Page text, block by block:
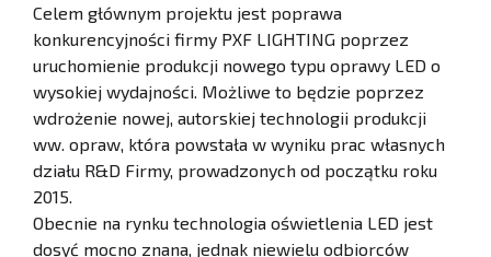
Celem głównym projektu jest poprawa
konkurencyjności firmy PXF LIGHTING poprzez
uruchomienie produkcji nowego typu oprawy LED o
wysokiej wydajności. Możliwe to będzie poprzez
wdrożenie nowej, autorskiej technologii produkcji
ww. opraw, która powstała w wyniku prac własnych
działu R&D Firmy, prowadzonych od początku roku
2015.
Obecnie na rynku technologia oświetlenia LED jest
dosyć mocno znana, jednak niewielu odbiorców